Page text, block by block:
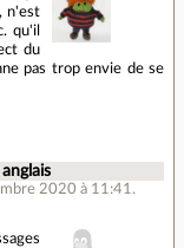
n'est
qu'il
du
pas trop envie de se
2020 à 11:41 .